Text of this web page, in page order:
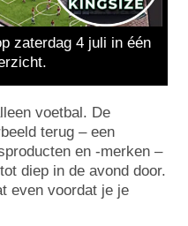
zaterdag 4 juli in één
voetbal. De
terug – een
en -merken –
diep in de avond door.
even voordat je je